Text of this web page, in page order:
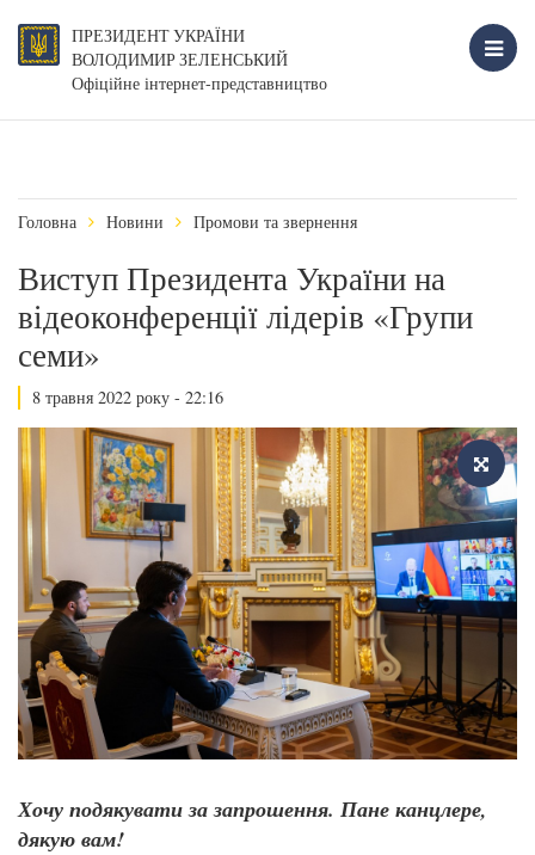
ПРЕЗИДЕНТ УКРАЇНИ
ВОЛОДИМИР ЗЕЛЕНСЬКИЙ
Офіційне інтернет-представництво
Головна Новини Промови та звернення
Виступ Президента України на
відеоконференції лідерів «Групи
семи»
8 травня 2022 року - 22:16
Хочу подякувати за запрошення. Пане канцлере,
дякую вам!